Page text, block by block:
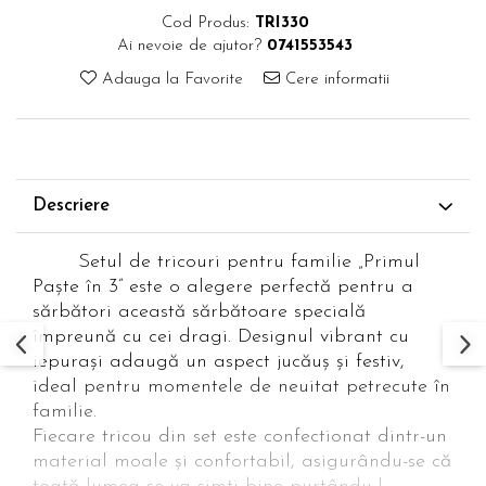
Cod Produs: TRI330
Ai nevoie de ajutor? 0741553543
Adauga la Favorite Cere informatii
Descriere
Setul de tricouri pentru familie „Primul
Paște în 3” este o alegere perfectă pentru a
sărbători această sărbătoare specială
împreună cu cei dragi. Designul vibrant cu
iepurași adaugă un aspect jucăuș și festiv,
ideal pentru momentele de neuitat petrecute în
familie.
Fiecare tricou din set este confectionat dintr-un
material moale și confortabil, asigurându-se că